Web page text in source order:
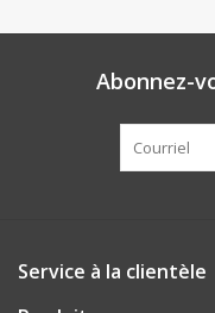
Abonnez-
Service à la clientèle